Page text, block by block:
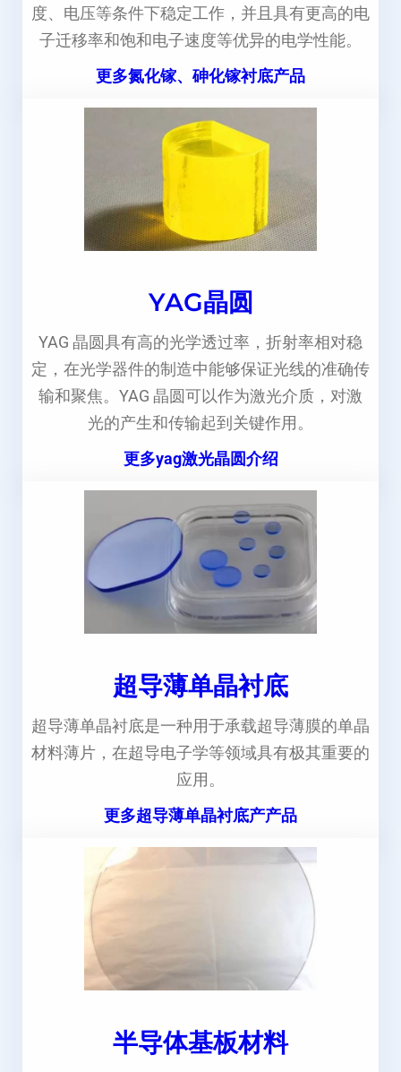
度、电压等条件下稳定工作，并且具有更高的电
子迁移率和饱和电子速度等优异的电学性能。
更多氮化镓、砷化镓衬底产品
YAG晶圆
YAG 晶圆具有高的光学透过率，折射率相对稳
定，在光学器件的制造中能够保证光线的准确传
输和聚焦。YAG 晶圆可以作为激光介质，对激
光的产生和传输起到关键作用。
更多yag激光晶圆介绍
超导薄单晶衬底
超导薄单晶衬底是一种用于承载超导薄膜的单晶
材料薄片，在超导电子学等领域具有极其重要的
应用。
更多超导薄单晶衬底产产品
半导体基板材料